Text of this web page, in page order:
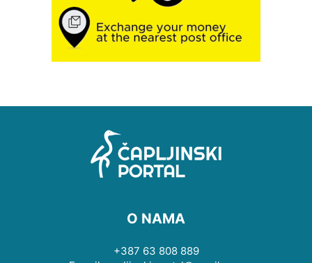
O NAMA
+387 63 808 889